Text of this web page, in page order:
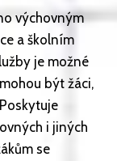
výchovným
a školním
je možné
být žáci,
i jiných
se